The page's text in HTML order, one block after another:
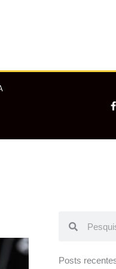
F
a
Posts